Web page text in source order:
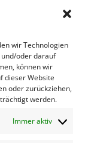
wir Technologien
oder darauf
können wir
dieser Website
oder zurückziehen,
werden.
Immer aktiv
*